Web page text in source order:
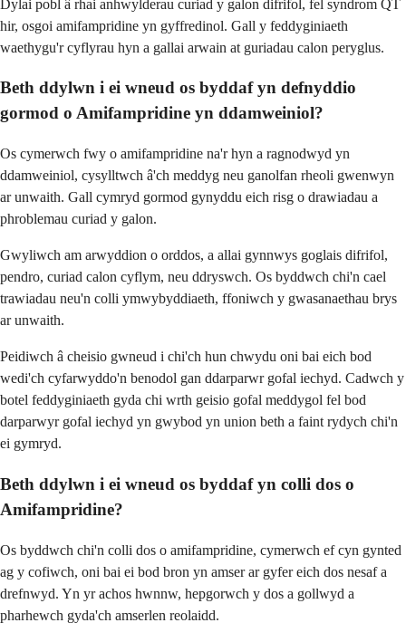
Dylai pobl â rhai anhwylderau curiad y galon difrifol, fel syndrom QT
hir, osgoi amifampridine yn gyffredinol. Gall y feddyginiaeth
waethygu'r cyflyrau hyn a gallai arwain at guriadau calon peryglus.
Beth ddylwn i ei wneud os byddaf yn defnyddio
gormod o Amifampridine yn ddamweiniol?
Os cymerwch fwy o amifampridine na'r hyn a ragnodwyd yn
ddamweiniol, cysylltwch â'ch meddyg neu ganolfan rheoli gwenwyn
ar unwaith. Gall cymryd gormod gynyddu eich risg o drawiadau a
phroblemau curiad y galon.
Gwyliwch am arwyddion o orddos, a allai gynnwys goglais difrifol,
pendro, curiad calon cyflym, neu ddryswch. Os byddwch chi'n cael
trawiadau neu'n colli ymwybyddiaeth, ffoniwch y gwasanaethau brys
ar unwaith.
Peidiwch â cheisio gwneud i chi'ch hun chwydu oni bai eich bod
wedi'ch cyfarwyddo'n benodol gan ddarparwr gofal iechyd. Cadwch y
botel feddyginiaeth gyda chi wrth geisio gofal meddygol fel bod
darparwyr gofal iechyd yn gwybod yn union beth a faint rydych chi'n
ei gymryd.
Beth ddylwn i ei wneud os byddaf yn colli dos o
Amifampridine?
Os byddwch chi'n colli dos o amifampridine, cymerwch ef cyn gynted
ag y cofiwch, oni bai ei bod bron yn amser ar gyfer eich dos nesaf a
drefnwyd. Yn yr achos hwnnw, hepgorwch y dos a gollwyd a
pharhewch gyda'ch amserlen reolaidd.